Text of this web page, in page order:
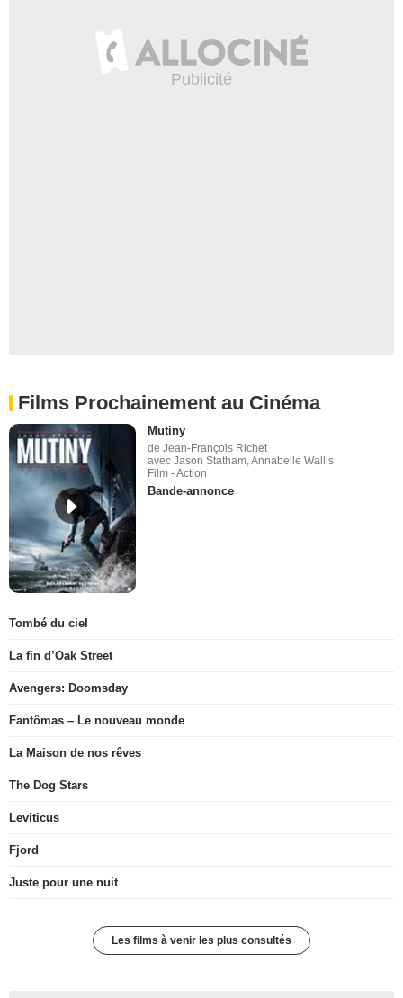
Films Prochainement au Cinéma
Mutiny
de Jean-François Richet
avec Jason Statham, Annabelle Wallis
Film - Action
Bande-annonce
Tombé du ciel
La fin d’Oak Street
Avengers: Doomsday
Fantômas – Le nouveau monde
La Maison de nos rêves
The Dog Stars
Leviticus
Fjord
Juste pour une nuit
Les films à venir les plus consultés